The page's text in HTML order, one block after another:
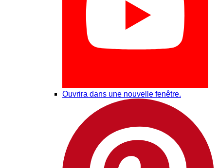
Ouvrira dans une nouvelle fenêtre.